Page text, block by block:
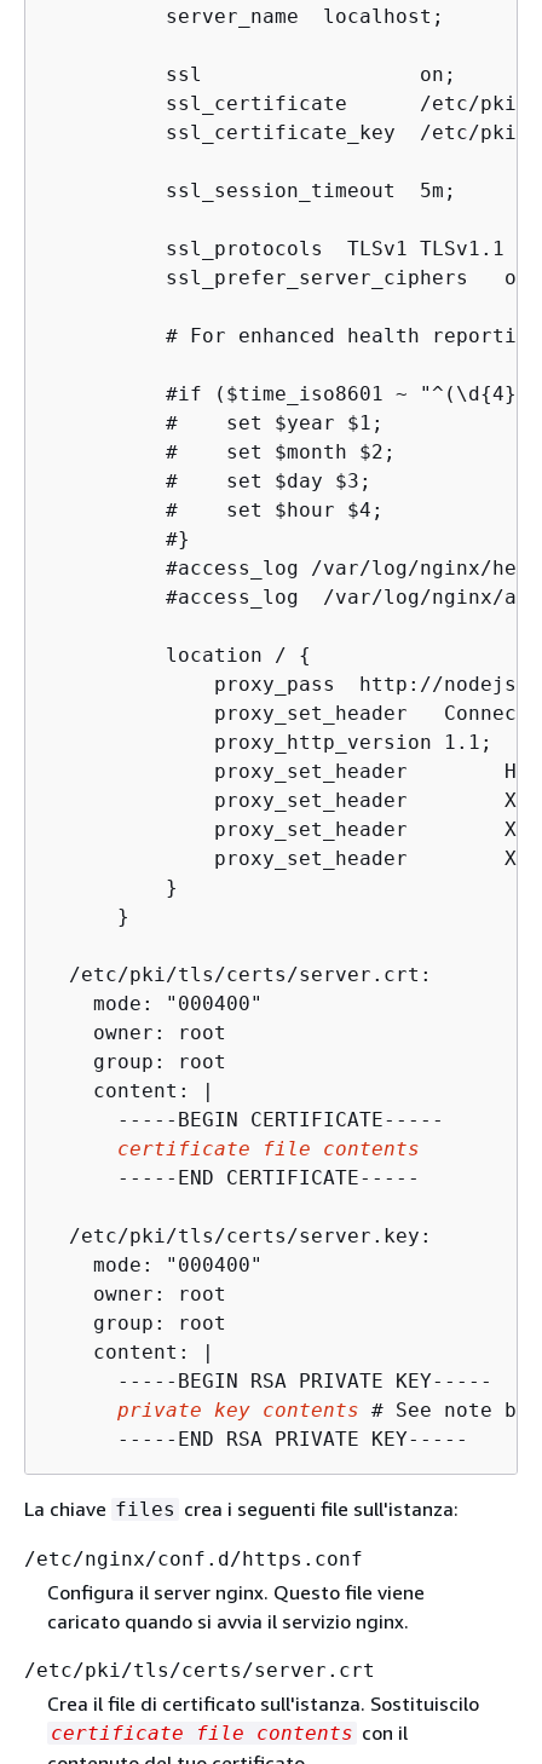
          server_name  localhost;
          ssl                  on;
ssl_certificate      /etc/pki/
ssl_certificate_key  /etc/pki/
          ssl_session_timeout  5m;
ssl_protocols  TLSv1 TLSv1.1
          ssl_prefer_server_ciphers   on;
# For enhanced health
          #if ($time_iso8601 ~ "^(\d
{
          #    set $year $1;
          #    set $month $2;
          #    set $day $3;
          #    set $hour $4;
          #}
#access_log /var/log/nginx/
#access_log  /var/log/nginx/
          location /
{
              proxy_pass  http://nodejs;
proxy_set_header
              proxy_http_version 1.1;
proxy_set_header
proxy_set_header        X-
proxy_set_header
proxy_set_header        X-
          }
      }
  /etc/pki/tls/certs/server.crt:
    mode: "000400"
    owner: root
    group: root
    content: |
      -----BEGIN CERTIFICATE-----
certificate file contents
      -----END CERTIFICATE-----
  /etc/pki/tls/certs/server.key:
    mode: "000400"
    owner: root
    group: root
    content: |
      -----BEGIN RSA PRIVATE KEY-----
private key contents # See note
      -----END RSA PRIVATE KEY-----
La chiave files crea i seguenti file sull'istanza:
/etc/nginx/conf.d/https.conf
Configura il server nginx. Questo file viene
caricato quando si avvia il servizio nginx.
/etc/pki/tls/certs/server.crt
Crea il file di certificato sull'istanza. Sostituiscilo
certificate file contents con il